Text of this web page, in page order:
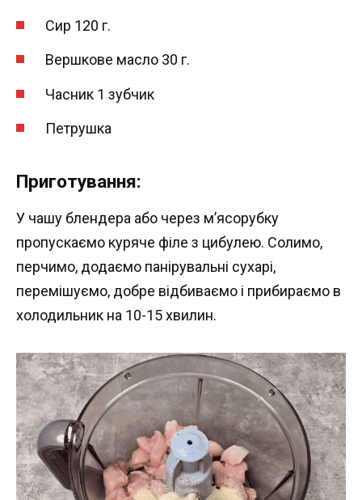
Сир 120 г.
Вершкове масло 30 г.
Часник 1 зубчик
Петрушка
Приготування:
У чашу блендера або через м’ясорубку
пропускаємо куряче філе з цибулею. Солимо,
перчимо, додаємо панірувальні сухарі,
перемішуємо, добре відбиваємо і прибираємо в
холодильник на 10-15 хвилин.